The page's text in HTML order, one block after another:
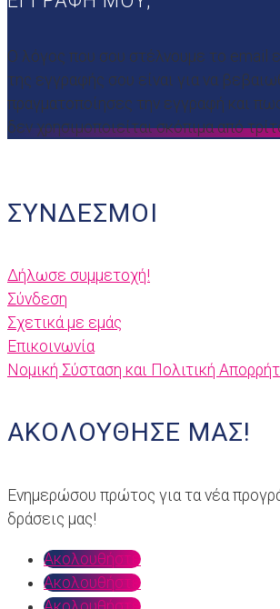
Ο λόγος που σου στέλνουμε το email
της εγγραφής σου είναι για να
πραγματοποίησες την εγγραφή και
δεν χρησιμοποιείται σκόπιμα από
ΣΎΝΔΕΣΜΟΙ
Δήλωσε συμμετοχή!
Σύνδεση
Σχετικά με εμάς
Επικοινωνία
Nομική Σύσταση και Πολιτική
ΑΚΟΛΟΎΘΗΣΈ ΜΑΣ!
Ενημερώσου πρώτος για τα νέα
δράσεις μας!
Ακολουθήστε
Ακολουθήστε